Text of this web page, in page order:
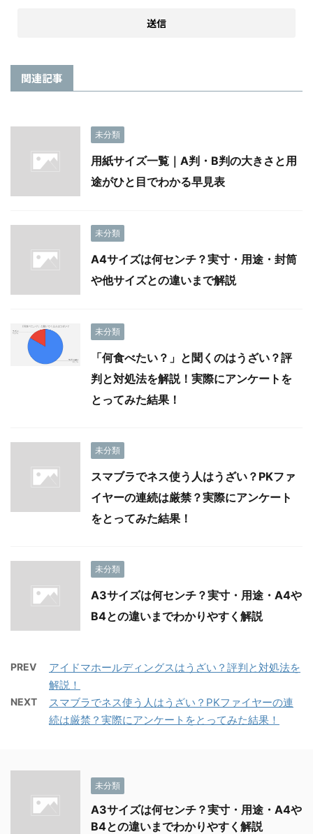
関連記事
未分類
用紙サイズ一覧｜A判・B判の大きさと用
途がひと目でわかる早見表
未分類
A4サイズは何センチ？実寸・用途・封筒
や他サイズとの違いまで解説
未分類
「何食べたい？」と聞くのはうざい？評
判と対処法を解説！実際にアンケートを
とってみた結果！
未分類
スマブラでネス使う人はうざい？PKファ
イヤーの連続は厳禁？実際にアンケート
をとってみた結果！
未分類
A3サイズは何センチ？実寸・用途・A4や
B4との違いまでわかりやすく解説
PREV
アイドマホールディングスはうざい？評判と対処法を
解説！
NEXT
スマブラでネス使う人はうざい？PKファイヤーの連
続は厳禁？実際にアンケートをとってみた結果！
未分類
A3サイズは何センチ？実寸・用途・A4や
B4との違いまでわかりやすく解説